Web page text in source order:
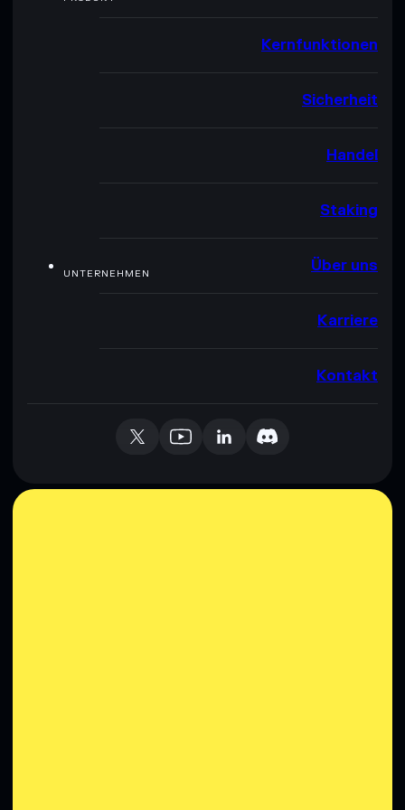
Kernfunktionen
Sicherheit
Handel
Staking
UNTERNEHMEN Über uns
Karriere
Kontakt